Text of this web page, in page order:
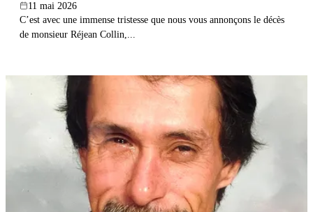
11 mai 2026
C’est avec une immense tristesse que nous vous annonçons le décès
de monsieur Réjean Collin,...